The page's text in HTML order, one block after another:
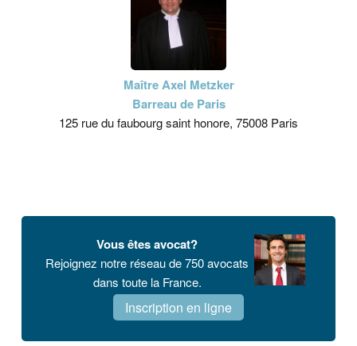
Maître Axel Metzker
Barreau de Paris
125 rue du faubourg saint honore, 75008 Paris
Vous êtes avocat?
Rejoignez notre réseau de 750 avocats
dans toute la France.
Inscription en ligne